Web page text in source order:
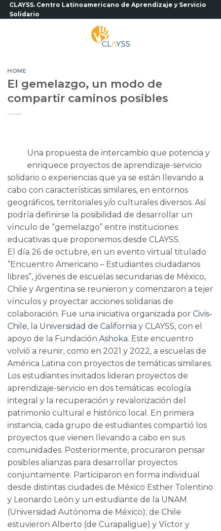
Saltar
al
CLAYSS. Centro Latinoamericano de Aprendizaje y Servicio
Solidario
HOME
El gemelazgo, un modo de
compartir caminos posibles
Una propuesta de intercambio que potencia y
enriquece proyectos de aprendizaje-servicio
solidario o experiencias que ya se están llevando a
cabo con características similares, en entornos
geográficos, territoriales y/o culturales diversos. Así
podría definirse la posibilidad de desarrollar un
vínculo de “gemelazgo” entre instituciones
educativas que proponemos desde CLAYSS.
El día 26 de octubre, en un evento virtual titulado
“Encuentro Americano – Estudiantes ciudadanos
libres”, jóvenes de escuelas secundarias de México,
Chile y Argentina se reunieron y comenzaron a tejer
vínculos y proyectar acciones solidarias de
colaboración. Fue una iniciativa organizada por Civis-
Chile, la Universidad de California y CLAYSS, con el
apoyo de la Fundación Ashoka. Este encuentro
volvió a reunir, como en 2021 y 2022, a escuelas de
América Latina con proyectos de temáticas similares.
Los estudiantes invitados lideran proyectos de
aprendizaje-servicio en dos temáticas: ecología
integral y la recuperación y revalorización del
patrimonio cultural e histórico local. En primera
instancia, cada grupo de estudiantes compartió los
proyectos que vienen llevando a cabo en sus
comunidades. Posteriormente, procuraron pensar
posibles alianzas para desarrollar proyectos
conjuntamente. Participaron en forma individual
desde distintas ciudades de México Esther Tolentino
y Leonardo León y un estudiante de la UNAM
(Universidad Autónoma de México); de Chile
estuvieron Alberto (de Curapaligue) y Víctor y